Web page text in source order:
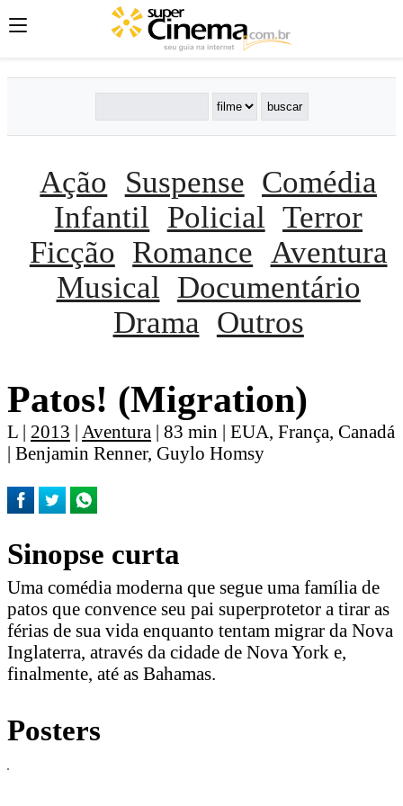
Ação Suspense Comédia
Infantil
Policial Terror
Ficção Romance Aventura
Musical
Documentário
Drama Outros
Patos! (Migration)
L | 2013 | Aventura | 83 min | EUA, França, Canadá
| Benjamin Renner, Guylo Homsy
Sinopse curta
Uma comédia moderna que segue uma família de
patos que convence seu pai superprotetor a tirar as
férias de sua vida enquanto tentam migrar da Nova
Inglaterra, através da cidade de Nova York e,
finalmente, até as Bahamas.
Posters